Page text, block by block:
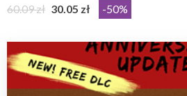
60.09 zł 30.05 zł -50%